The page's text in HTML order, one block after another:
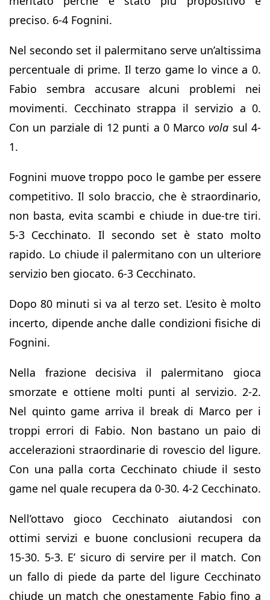
preciso. 6-4 Fognini.
Nel secondo set il palermitano serve un’altissima
percentuale di prime. Il terzo game lo vince a 0.
Fabio sembra accusare alcuni problemi nei
movimenti. Cecchinato strappa il servizio a 0.
Con un parziale di 12 punti a 0 Marco vola sul 4-
1.
Fognini muove troppo poco le gambe per essere
competitivo. Il solo braccio, che è straordinario,
non basta, evita scambi e chiude in due-tre tiri.
5-3 Cecchinato. Il secondo set è stato molto
rapido. Lo chiude il palermitano con un ulteriore
servizio ben giocato. 6-3 Cecchinato.
Dopo 80 minuti si va al terzo set. L’esito è molto
incerto, dipende anche dalle condizioni fisiche di
Fognini.
Nella frazione decisiva il palermitano gioca
smorzate e ottiene molti punti al servizio. 2-2.
Nel quinto game arriva il break di Marco per i
troppi errori di Fabio. Non bastano un paio di
accelerazioni straordinarie di rovescio del ligure.
Con una palla corta Cecchinato chiude il sesto
game nel quale recupera da 0-30. 4-2 Cecchinato.
Nell’ottavo gioco Cecchinato aiutandosi con
ottimi servizi e buone conclusioni recupera da
15-30. 5-3. E’ sicuro di servire per il match. Con
un fallo di piede da parte del ligure Cecchinato
chiude un match che onestamente Fabio fino a